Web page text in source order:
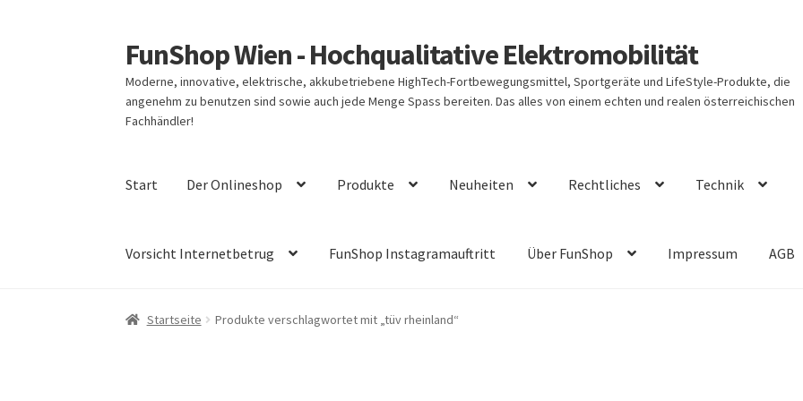
Zur
Navigation
springen
Zum
Inhalt
springen
FunShop Wien - Hochqualitative Elektromobilität
Moderne, innovative, elektrische, akkubetriebene HighTech-Fortbewegungsmittel, Sportgeräte und LifeStyle-Produkte, die
angenehm zu benutzen sind sowie auch jede Menge Spass bereiten. Das alles von einem echten und realen österreichischen
Fachhändler!
Start Der Onlineshop Produkte Neuheiten Rechtliches Technik
Vorsicht Internetbetrug FunShop Instagramauftritt Über FunShop Impressum AGB
Startseite Produkte verschlagwortet mit „tüv rheinland“